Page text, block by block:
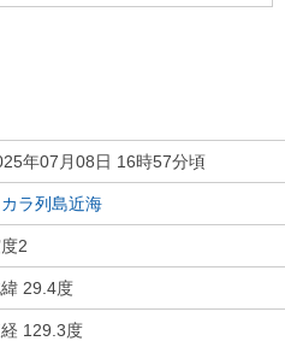
年07月08日 16時57分頃
カラ列島近海
2
29.4度
129.3度